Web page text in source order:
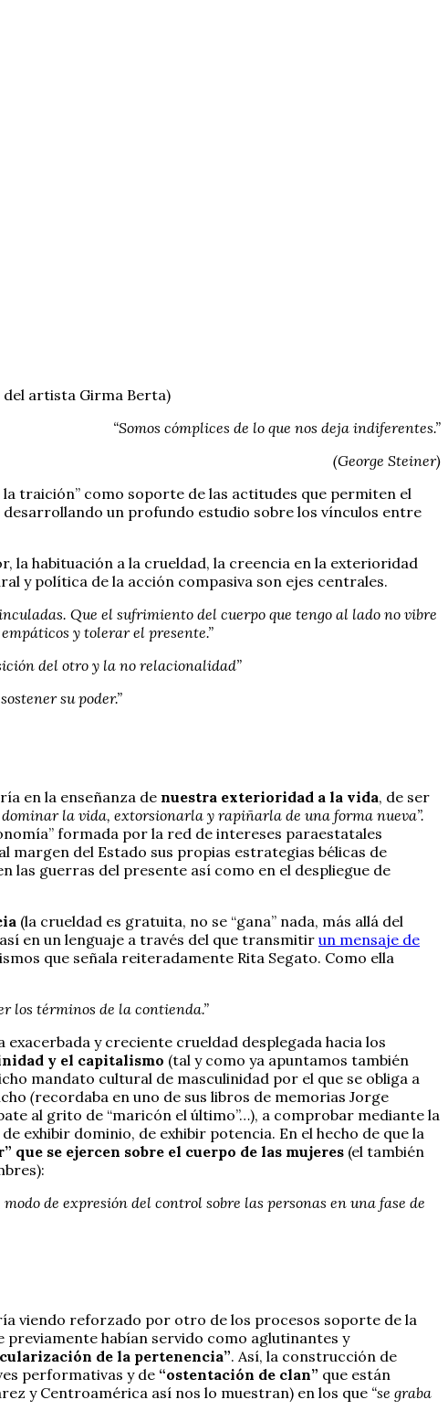
artista Girma Berta)
“Somos cómplices de lo que nos deja indiferentes.”
(George Steiner)
traición” como soporte de las actitudes que permiten el
un profundo estudio sobre los vínculos entre
la habituación a la crueldad, la creencia en la exterioridad
y política de la acción compasiva son ejes centrales.
Que el sufrimiento del cuerpo que tengo al lado no vibre
y tolerar el presente.”
del otro y la no relacionalidad”
su poder.”
en la enseñanza de nuestra exterioridad a la vida, de ser
la vida, extorsionarla y rapiñarla de una forma nueva”.
formada por la red de intereses paraestatales
del Estado sus propias estrategias bélicas de
las guerras del presente así como en el despliegue de
(la crueldad es gratuita, no se “gana” nada, más allá del
en un lenguaje a través del que transmitir un mensaje de
que señala reiteradamente Rita Segato. Como ella
los términos de la contienda.”
y creciente crueldad desplegada hacia los
y el capitalismo (tal y como ya apuntamos también
mandato cultural de masculinidad por el que se obliga a
(recordaba en uno de sus libros de memorias Jorge
al grito de “maricón el último”…), a comprobar mediante la
exhibir dominio, de exhibir potencia. En el hecho de que la
que se ejercen sobre el cuerpo de las mujeres (el también
de expresión del control sobre las personas en una fase de
viendo reforzado por otro de los procesos soporte de la
habían servido como aglutinantes y
de la pertenencia”. Así, la construcción de
performativas y de “ostentación de clan” que están
y Centroamérica así nos lo muestran) en los que “se graba